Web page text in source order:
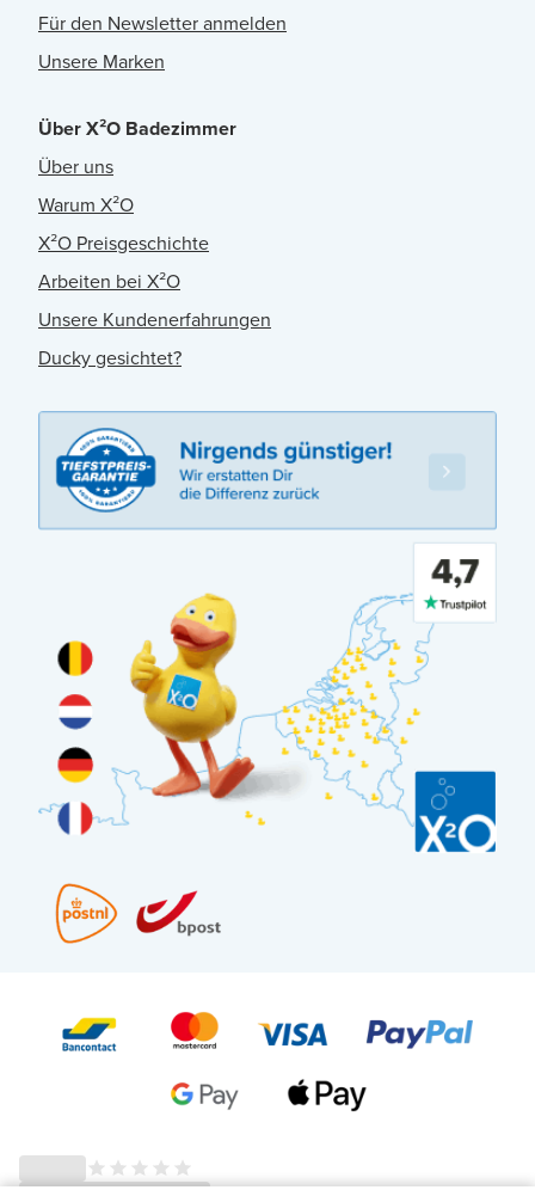
Für den Newsletter anmelden
Unsere Marken
Über X²O Badezimmer
Über uns
Warum X²O
X²O Preisgeschichte
Arbeiten bei X²O
Unsere Kundenerfahrungen
Ducky gesichtet?